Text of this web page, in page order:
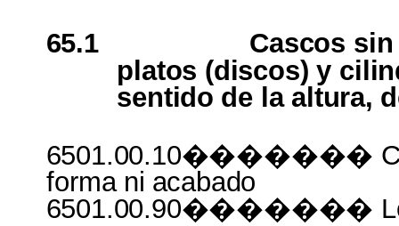
65.1 Cascos
platos (discos)y
sentido de la altura,
6501.00.10�������
forma ni acabado
6501.00.90�������